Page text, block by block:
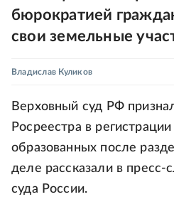
бюрократией
свои земельные
Владислав Куликов
Верховный суд РФ
Росреестра в
образованных после
деле рассказали в пресс-
суда России.